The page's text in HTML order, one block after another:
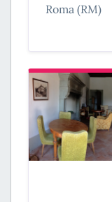
Roma (RM)